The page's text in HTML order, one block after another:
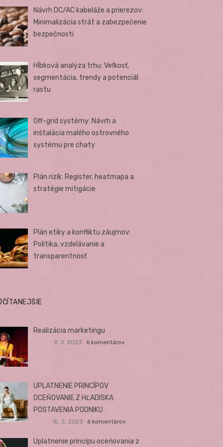
Návrh DC/AC kabeláže a prierezov:
Minimalizácia strát a zabezpečenie
bezpečnosti
Hĺbková analýza trhu: Veľkosť,
segmentácia, trendy a potenciál
rastu
Off-grid systémy: Návrh a
inštalácia malého ostrovného
systému pre chaty
Plán rizík: Register, heatmapa a
stratégie mitigácie
Plán etiky a konfliktu záujmov:
Politika, vzdelávanie a
transparentnosť
Realizácia marketingu
9. 3. 2023 6 komentárov
UPLATNENIE PRINCÍPOV
OCEŇOVANIE Z HĽADISKA
POSTAVENIA PODNIKU
15. 3. 2023 6 komentárov
Uplatnenie princípu oceňovania z